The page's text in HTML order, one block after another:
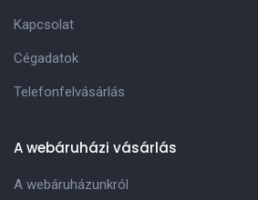
Kapcsolat
Cégadatok
Telefonfelvásárlás
A webáruházi vásárlás
A webáruházunkról